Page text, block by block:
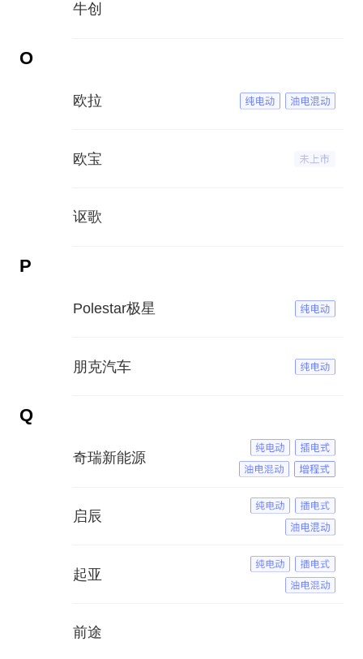
牛创
O
欧拉
欧宝
讴歌
P
Polestar极星
朋克汽车
Q
奇瑞新能源
启辰
起亚
前途